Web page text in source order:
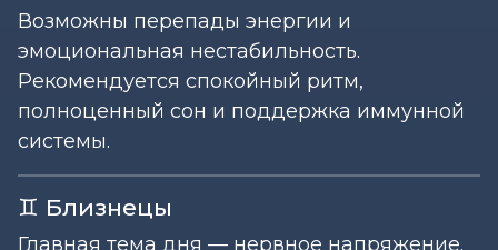
Возможны перепады энергии и
эмоциональная нестабильность.
Рекомендуется спокойный ритм,
полноценный сон и поддержка иммунной
системы.
♊ Близнецы
Главная тема дня — нервное напряжение.